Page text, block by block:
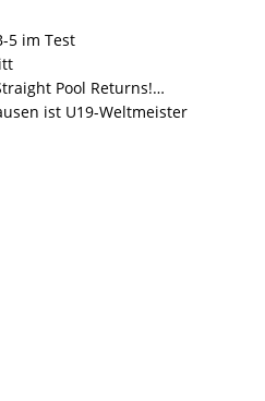
5 im Test
Pool Returns!…
ist U19-Weltmeister